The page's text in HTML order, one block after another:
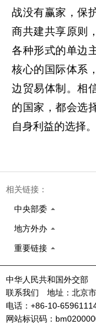
战没有赢家，保
商共建共享原则
各种形式的单边
核心的国际体系
边贸易体制。相
的国家，都会选
自身利益的选择
相关链接：
中央部委
地方外办
重要链接
中华人民共和国外交部
联系我们 地址：北京
电话：+86-10-
网站标识码：